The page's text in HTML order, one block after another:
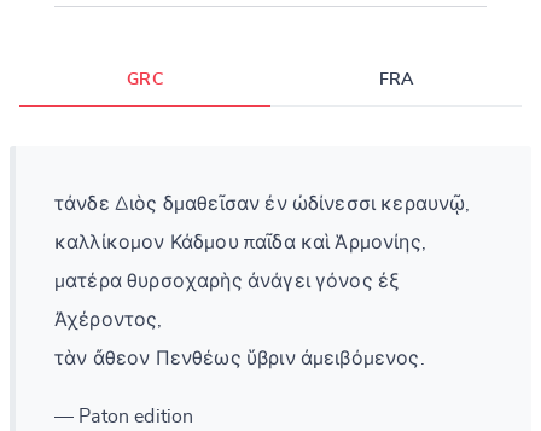
GRC FRA
τάνδε Διὸς δμαθεῖσαν ἐν ὠδίνεσσι κεραυνῷ,
καλλίκομον Κάδμου παῖδα καὶ Ἁρμονίης,
ματέρα θυρσοχαρὴς ἀνάγει γόνος ἐξ
Ἀχέροντος,
τὰν ἄθεον Πενθέως ὕβριν ἀμειβόμενος.
— Paton edition